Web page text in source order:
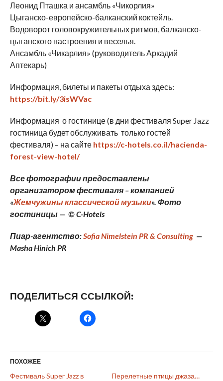
Леонид Пташка и ансамбль «Чикорлия»
Цыганско-европейско-балканский коктейль.
Водоворот головокружительных ритмов, балканско-
цыганского настроения и веселья.
Ансамбль «Чикарлия» (руководитель Аркадий
Аптекарь)
Информация, билеты и пакеты отдыха здесь:
https://bit.ly/3isWVac
Информация о гостинице (в дни фестиваля Super Jazz
гостиница будет обслуживать только гостей
фестиваля) – на сайте https://c-hotels.co.il/hacienda-
forest-view-hotel/
Все фотографии предоставлены
организатором фестиваля – компанией
«Жемчужины классической музыки». Фото
гостиницы — ©C-Hotels
Пиар-агентство:SofiaNimelstein PR & Consulting—
MashaHinich PR
ПОДЕЛИТЬСЯ ССЫЛКОЙ:
ПОХОЖЕЕ
Фестиваль Super Jazz в
Перелетные птицы джаза…